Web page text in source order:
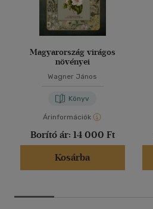
Magyarország virágos
növényei
Wagner János
Könyv
Árinformációk
Borító ár: 14 000 Ft
Kosárba